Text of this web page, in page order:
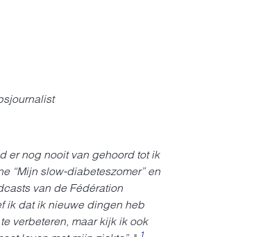
er nog nooit van gehoord tot ik
“Mijn slow-diabeteszomer” en
van de Fédération
ik dat ik nieuwe dingen heb
verbeteren, maar kijk ik ook
1